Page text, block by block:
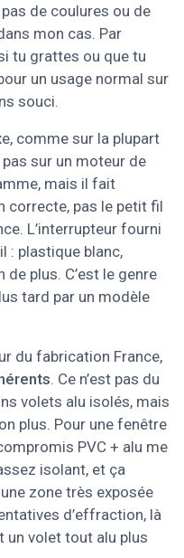
de coulures ou de
mon cas. Par
tu grattes ou que tu
un usage normal sur
souci.
comme sur la plupart
sur un moteur de
mais il fait
correcte, pas le petit fil
L’interrupteur fourni
: plastique blanc,
plus. C’est le genre
tard par un modèle
du fabrication France,
. Ce n’est pas du
volets alu isolés, mais
plus. Pour une fenêtre
PVC + alu me
isolant, et ça
zone très exposée
d’effraction, là
un volet tout alu plus